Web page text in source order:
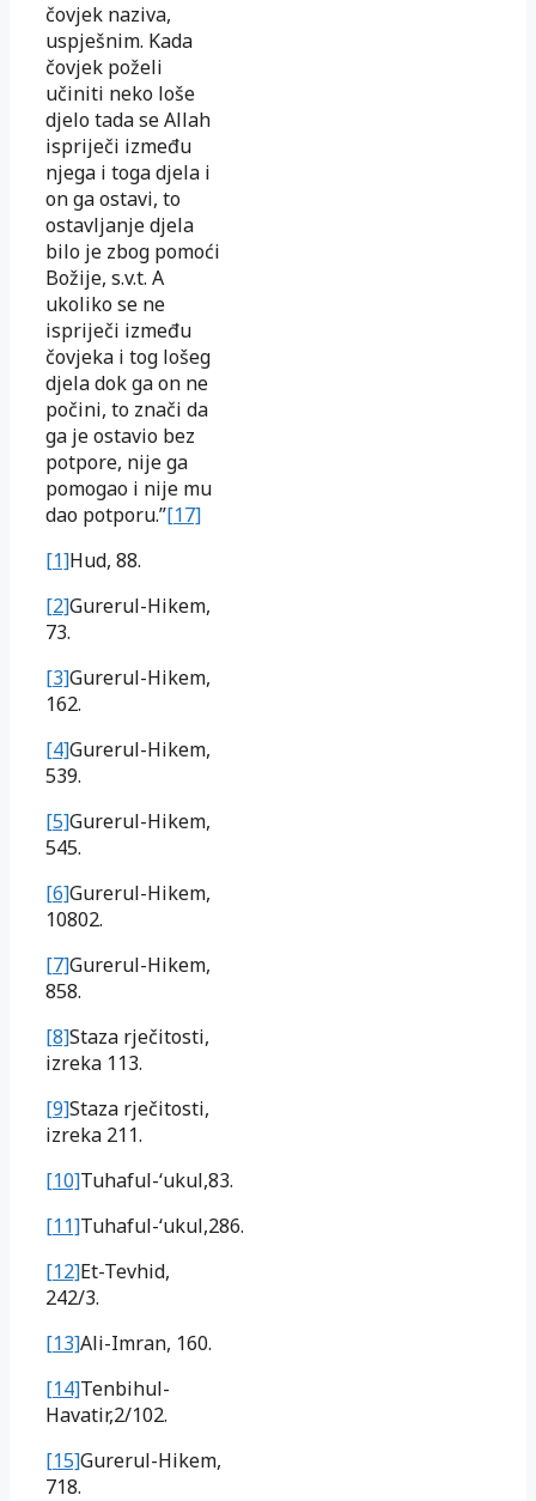
čovjek naziva,
uspješnim. Kada
čovjek poželi
učiniti neko loše
djelo tada se Allah
ispriječi između
njega i toga djela i
on ga ostavi, to
ostavljanje djela
bilo je zbog pomoći
Božije, s.v.t. A
ukoliko se ne
ispriječi između
čovjeka i tog lošeg
djela dok ga on ne
počini, to znači da
ga je ostavio bez
potpore, nije ga
pomogao i nije mu
dao potporu.”[17]
[1]Hud, 88.
[2]Gurerul-Hikem,
73.
[3]Gurerul-Hikem,
162.
[4]Gurerul-Hikem,
539.
[5]Gurerul-Hikem,
545.
[6]Gurerul-Hikem,
10802.
[7]Gurerul-Hikem,
858.
[8]Staza rječitosti,
izreka 113.
[9]Staza rječitosti,
izreka 211.
[10]Tuhaful-‘ukul,83.
[11]Tuhaful-‘ukul,286.
[12]Et-Tevhid,
242/3.
[13]Ali-Imran, 160.
[14]Tenbihul-
Havatir,2/102.
[15]Gurerul-Hikem,
718.